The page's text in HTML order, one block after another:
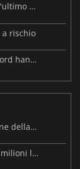
Palworld: Sunreach e boss più stabili con l'ultimo update
a rischio
Le mappe dei malware e un attacco a Discord hanno colpito Meccha Chameleon
MARVEL Tōkon debutta con la presentazione della roadmap per il primo anno
Resident Evil: Veronica ha già superato i 2 milioni liste dei desideri